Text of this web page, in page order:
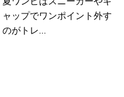
ャップでワンポイント外す
のがトレ...